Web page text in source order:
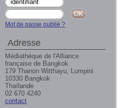
Mot de passe oublié ?
Adresse
Médiathèque de l'Alliance
française de Bangkok
179 Thanon Witthayu, Lumpini
10330 Bangkok
Thaïlande
02 670 4240
contact